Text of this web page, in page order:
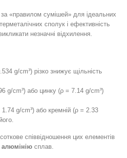
«правилом сумішей» для ідеальних
сполук і ефективність
незначні відхилення.
g/cm³) різко знижує щільність
g/cm³) або цинку (ρ = 7.14 g/cm³)
g/cm³) або кремній (ρ = 2.33
співвідношення цих елементів
алюмінію сплав.